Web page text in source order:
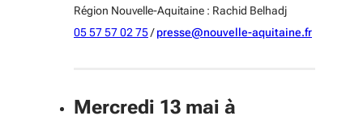
Région Nouvelle-Aquitaine : Rachid Belhadj
05 57 57 02 75/presse@nouvelle-aquitaine.fr
Mercredi 13 mai à